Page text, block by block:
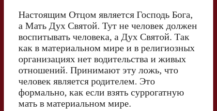
Настоящим Отцом является Господь Бога,
а Мать Дух Святой. Тут не человек должен
воспитывать человека, а Дух Святой. Так
как в материальном мире и в религиозных
организациях нет водительства и живых
отношений. Принимают эту ложь, что
человек является родителем. Это
формально, как если взять суррогатную
мать в материальном мире.